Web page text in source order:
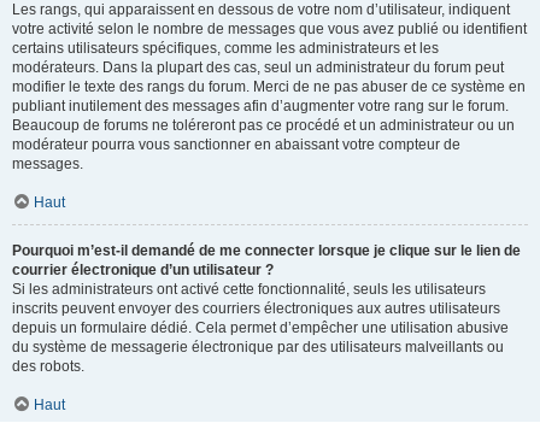
Les rangs, qui apparaissent en dessous de votre nom d’utilisateur, indiquent
votre activité selon le nombre de messages que vous avez publié ou identifient
certains utilisateurs spécifiques, comme les administrateurs et les
modérateurs. Dans la plupart des cas, seul un administrateur du forum peut
modifier le texte des rangs du forum. Merci de ne pas abuser de ce système en
publiant inutilement des messages afin d’augmenter votre rang sur le forum.
Beaucoup de forums ne toléreront pas ce procédé et un administrateur ou un
modérateur pourra vous sanctionner en abaissant votre compteur de
messages.
Haut
Pourquoi m’est-il demandé de me connecter lorsque je clique sur le lien de
courrier électronique d’un utilisateur ?
Si les administrateurs ont activé cette fonctionnalité, seuls les utilisateurs
inscrits peuvent envoyer des courriers électroniques aux autres utilisateurs
depuis un formulaire dédié. Cela permet d’empêcher une utilisation abusive
du système de messagerie électronique par des utilisateurs malveillants ou
des robots.
Haut